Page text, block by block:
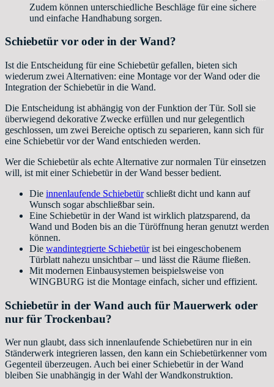
Zudem können unterschiedliche Beschläge für eine sichere
und einfache Handhabung sorgen.
Schiebetür vor oder in der Wand?
Ist die Entscheidung für eine Schiebetür gefallen, bieten sich
wiederum zwei Alternativen: eine Montage vor der Wand oder die
Integration der Schiebetür in die Wand.
Die Entscheidung ist abhängig von der Funktion der Tür. Soll sie
überwiegend dekorative Zwecke erfüllen und nur gelegentlich
geschlossen, um zwei Bereiche optisch zu separieren, kann sich für
eine Schiebetür vor der Wand entschieden werden.
Wer die Schiebetür als echte Alternative zur normalen Tür einsetzen
will, ist mit einer Schiebetür in der Wand besser bedient.
Die innenlaufende Schiebetürschließt dicht und kann auf
Wunsch sogar abschließbar sein.
Eine Schiebetür in der Wand ist wirklich platzsparend, da
Wand und Boden bis an die Türöffnung heran genutzt werden
können.
Die wandintegrierte Schiebetürist bei eingeschobenem
Türblatt nahezu unsichtbar – und lässt die Räume fließen.
Mit modernen Einbausystemen beispielsweise von
WINGBURG ist die Montage einfach, sicher und effizient.
Schiebetür in der Wand auch für Mauerwerk oder
nur für Trockenbau?
Wer nun glaubt, dass sich innenlaufende Schiebetüren nur in ein
Ständerwerk integrieren lassen, den kann ein Schiebetürkenner vom
Gegenteil überzeugen. Auch bei einer Schiebetür in der Wand
bleiben Sie unabhängig in der Wahl der Wandkonstruktion.